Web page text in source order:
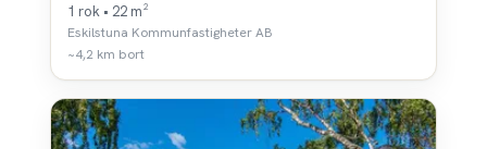
1 rok • 22 m²
Eskilstuna Kommunfastigheter AB
~4,2 km bort